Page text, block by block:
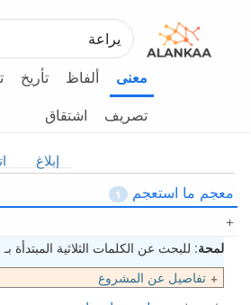
معنى ألفاظ تأريخ
تصريف
اشتقاق
إبلاغ
معجم ما استعجم 1
لمحة: للبحث عن الكلمات الثلاثية المبتدأة
تفاصيل عن المشروع